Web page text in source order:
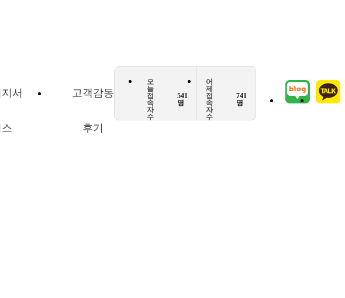
서 고객감동
후기
오
늘
접
속
자
수
541
명
어
제
접
속
자
수
741
명